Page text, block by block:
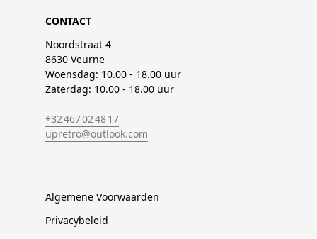
CONTACT
Noordstraat 4
8630 Veurne
Woensdag: 10.00 - 18.00 uur
Zaterdag: 10.00 - 18.00 uur
+32 467 02 48 17
upretro@outlook.com
Algemene Voorwaarden
Privacybeleid